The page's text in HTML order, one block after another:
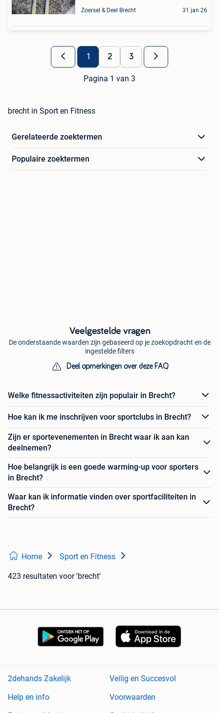
Zoersel & Deel Brecht 31 jan 26
1 2 3
Pagina 1 van 3
brecht in Sport en Fitness
Gerelateerde zoektermen
Populaire zoektermen
Veelgestelde vragen
De onderstaande waarden zijn gebaseerd op je zoekopdracht en de
ingestelde filters
Deel opmerkingen over deze FAQ
Welke fitnessactiviteiten zijn populair in Brecht?
Hoe kan ik me inschrijven voor sportclubs in Brecht?
Zijn er sportevenementen in Brecht waar ik aan kan
deelnemen?
Hoe belangrijk is een goede warming-up voor sporters
in Brecht?
Waar kan ik informatie vinden over sportfaciliteiten in
Brecht?
Home Sport en Fitness
423 resultaten voor 'brecht'
2dehands Zakelijk
Veilig en Succesvol
Help en info
Voorwaarden